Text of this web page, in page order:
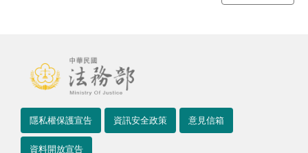
隱私權保護宣告 資訊安全政策 意見信箱
資料開放宣告